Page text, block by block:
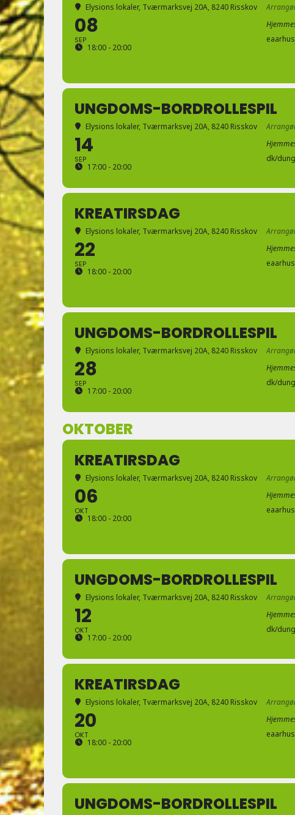
Elysions lokaler, Tværmarksvej 20A, 8240 Risskov
08
SEP
18:00 - 20:00
UNGDOMS-BORDROLLESPIL
Elysions lokaler, Tværmarksvej 20A, 8240 Risskov
14
SEP
17:00 - 20:00
dk/
KREATIRSDAG
Elysions lokaler, Tværmarksvej 20A, 8240 Risskov
22
SEP
18:00 - 20:00
UNGDOMS-BORDROLLESPIL
Elysions lokaler, Tværmarksvej 20A, 8240 Risskov
28
SEP
17:00 - 20:00
dk/
OKTOBER
KREATIRSDAG
Elysions lokaler, Tværmarksvej 20A, 8240 Risskov
06
OKT
18:00 - 20:00
UNGDOMS-BORDROLLESPIL
Elysions lokaler, Tværmarksvej 20A, 8240 Risskov
12
OKT
17:00 - 20:00
dk/
KREATIRSDAG
Elysions lokaler, Tværmarksvej 20A, 8240 Risskov
20
OKT
18:00 - 20:00
UNGDOMS-BORDROLLESPIL